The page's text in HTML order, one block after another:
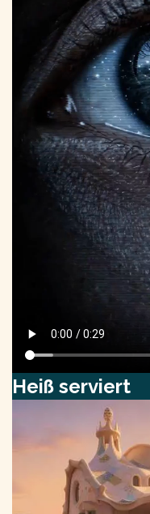
Heiß serviert